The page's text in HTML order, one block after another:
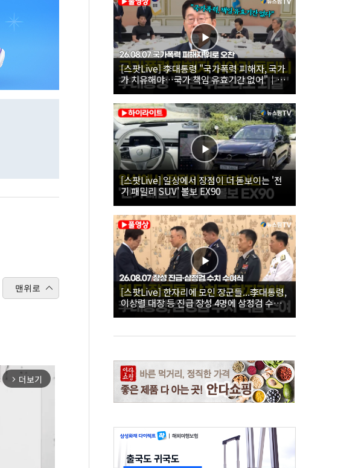
맨위로
arrow_forward_ios 더보기
[스팟Live] 李대통령 "국가폭력 피해자, 국가
가 치유해야…국가 책임 유효기간 없어"｜
26.08.07 국가폭력 피해자 위로 오찬
[스팟Live] 일상에서 장점이 더 돋보이는 '전
기 패밀리 SUV' 볼보 EX90
[스팟Live] 한자리에 모인 장군들...李대통령,
이상렬 대장 등 진급 장성 4명에 삼정검 수치
직접 수여｜26.08.07 장성 진급·삼정검 수치